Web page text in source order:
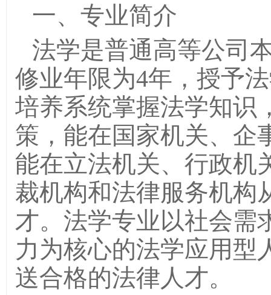
一、专业简介
法学是普通高等公司
修业年限为4年，授予
培养系统掌握法学知识
策，能在国家机关、企
能在立法机关、行政机
裁机构和法律服务机构
才。法学专业以社会需
力为核心的法学应用型
送合格的法律人才。